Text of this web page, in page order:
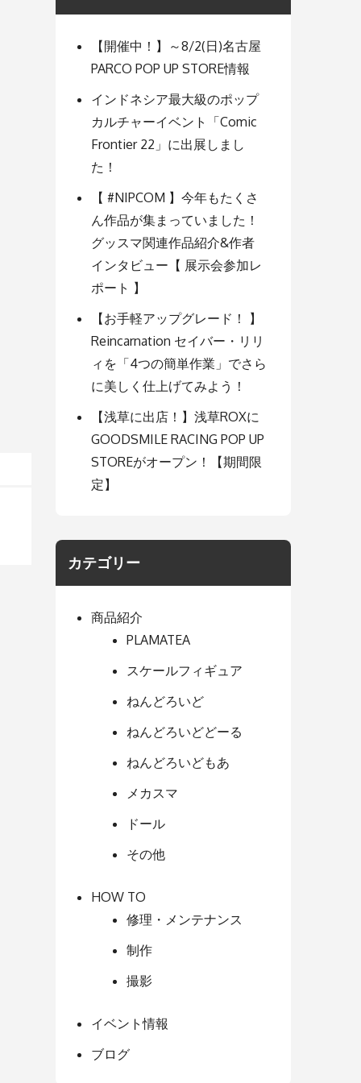
【開催中！】～8/2(日)名古屋
PARCO POP UP STORE情報
インドネシア最大級のポップ
カルチャーイベント「Comic
Frontier 22」に出展しまし
た！
【 #NIPCOM 】今年もたくさ
ん作品が集まっていました！
グッスマ関連作品紹介&作者
インタビュー【 展示会参加レ
ポート 】
【お手軽アップグレード！ 】
Reincarnation セイバー・リリ
ィを「4つの簡単作業」でさら
に美しく仕上げてみよう！
【浅草に出店！】浅草ROXに
GOODSMILE RACING POP UP
STOREがオープン！【期間限
定】
カテゴリー
商品紹介
PLAMATEA
スケールフィギュア
ねんどろいど
ねんどろいどどーる
ねんどろいどもあ
メカスマ
ドール
その他
HOW TO
修理・メンテナンス
制作
撮影
イベント情報
ブログ